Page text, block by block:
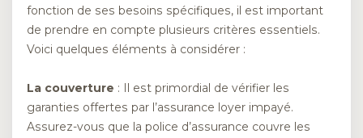
fonction de ses besoins spécifiques, il est important
de prendre en compte plusieurs critères essentiels.
Voici quelques éléments à considérer :
La couverture : Il est primordial de vérifier les
garanties offertes par l’assurance loyer impayé.
Assurez-vous que la police d’assurance couvre les